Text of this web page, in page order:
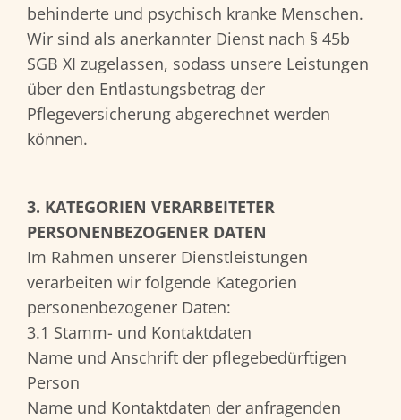
behinderte und psychisch kranke Menschen.
Wir sind als anerkannter Dienst nach § 45b
SGB XI zugelassen, sodass unsere Leistungen
über den Entlastungsbetrag der
Pflegeversicherung abgerechnet werden
können.
3. KATEGORIEN VERARBEITETER
PERSONENBEZOGENER DATEN
Im Rahmen unserer Dienstleistungen
verarbeiten wir folgende Kategorien
personenbezogener Daten:
3.1 Stamm- und Kontaktdaten
Name und Anschrift der pflegebedürftigen
Person
Name und Kontaktdaten der anfragenden